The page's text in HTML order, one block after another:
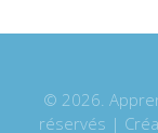
© 2026.
réservés |